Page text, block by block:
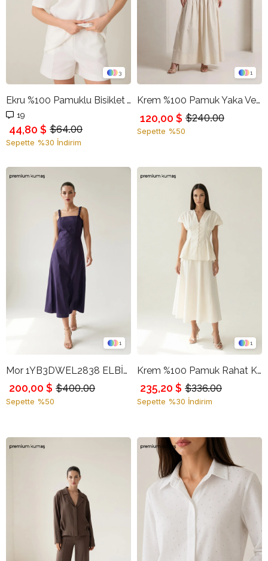
3
Ekru %100 Pamuklu Bisiklet Yaka Basic Kısa Kollu Oversize T-Shirt
19
$64.00
44,80 $
Sepette %30 İndirim
1
Krem %100 Pamuk Yaka Ve Kol Detaylı Bluz
$240.00
120,00 $
Sepette %50
1
Mor 1YB3DWEL2838 ELBİSE
$400.00
200,00 $
Sepette %50
1
Krem %100 Pamuk Rahat Kesim Midi Boy Etek
$336.00
235,20 $
Sepette %30 İndirim